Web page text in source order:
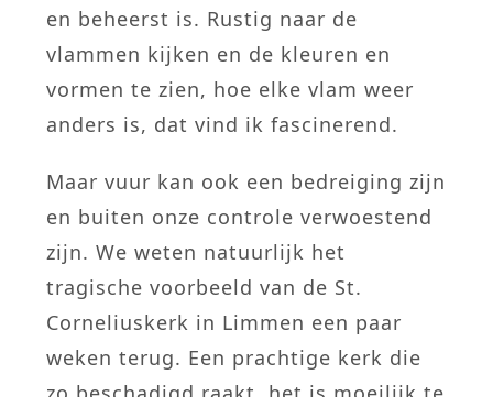
en beheerst is. Rustig naar de
vlammen kijken en de kleuren en
vormen te zien, hoe elke vlam weer
anders is, dat vind ik fascinerend.
Maar vuur kan ook een bedreiging zijn
en buiten onze controle verwoestend
zijn. We weten natuurlijk het
tragische voorbeeld van de St.
Corneliuskerk in Limmen een paar
weken terug. Een prachtige kerk die